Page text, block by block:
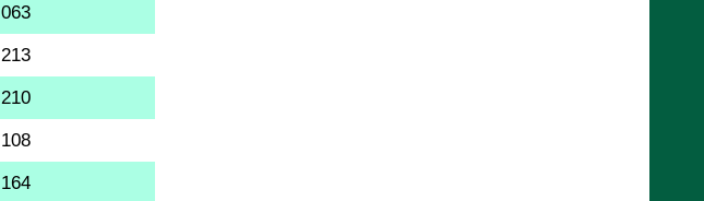
063
213
210
108
164